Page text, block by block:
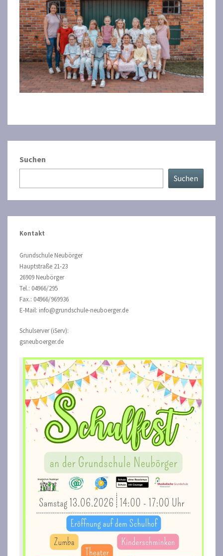
Suchen
Suchen
Kontakt
Grundschule Neubörger
Hauptstraße 21-23
26909 Neubörger
Tel.: 04966/295
Fax.: 04966/969936
E-Mail: info@grundschule-neuboerger.de
Schulserver (iServ):
gsneuboerger.de